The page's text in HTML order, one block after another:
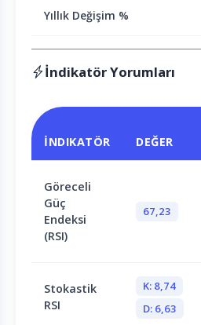
Yıllık Değişim %
İndikatör Yorumları
İNDIKATÖR DEĞER
Göreceli
Güç
Endeksi
(RSI)
67,23
Stokastik
RSI
K: 8,74
D: 6,63